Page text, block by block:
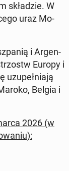
składzie. W
uraz Mo­
i Ar­gen­
Europy i
uzu­peł­ni­a­ją
Belgia i
2026 (w